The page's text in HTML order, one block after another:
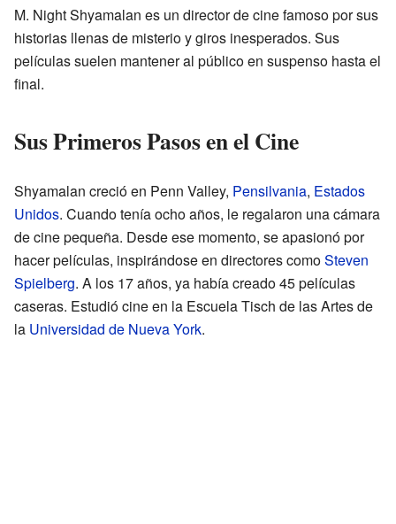
M. Night Shyamalan es un director de cine famoso por sus
historias llenas de misterio y giros inesperados. Sus
películas suelen mantener al público en suspenso hasta el
final.
Sus Primeros Pasos en el Cine
Shyamalan creció en Penn Valley, Pensilvania, Estados
Unidos. Cuando tenía ocho años, le regalaron una cámara
de cine pequeña. Desde ese momento, se apasionó por
hacer películas, inspirándose en directores comoSteven
Spielberg. A los 17 años, ya había creado 45 películas
caseras. Estudió cine en la Escuela Tisch de las Artes de
la Universidad de Nueva York.